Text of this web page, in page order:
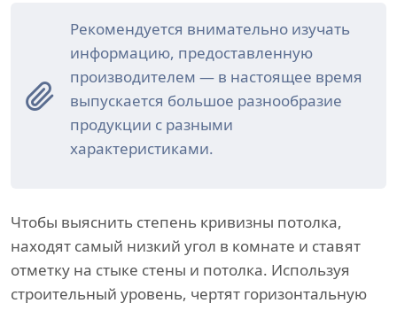
Рекомендуется внимательно изучать
информацию, предоставленную
производителем — в настоящее время
выпускается большое разнообразие
продукции с разными
характеристиками.
Чтобы выяснить степень кривизны потолка,
находят самый низкий угол в комнате и ставят
отметку на стыке стены и потолка. Используя
строительный уровень, чертят горизонтальную